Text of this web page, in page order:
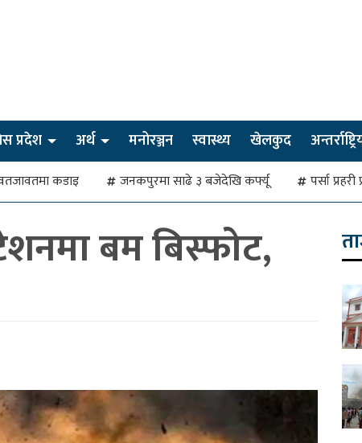
प्रदेश अर्थ मनोरञ्जन स्वास्थ्य खेलकुद
कडाइ जनकपुरमा साढे ३ बजेदेखि कर्फ्यू पर्सा
बम बिस्फोट,